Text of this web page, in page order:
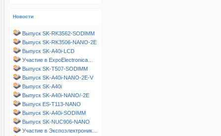
Новости
Выпуск SK-RK3562-SODIMM
Выпуск SK-RK3506-NANO-2E
Выпуск SK-A40i-LCD
Участие в ExpoElectronica…
Выпуск SK-T507-SODIMM
Выпуск SK-A40i-NANO-2E-V
Выпуск SK-A40i
Выпуск SK-A40i-NANO/-2E
Выпуск ES-T113-NANO
Выпуск SK-A40i-SODIMM
Выпуск SK-NUC906-NANO
Участие в Экспоэлектроник…